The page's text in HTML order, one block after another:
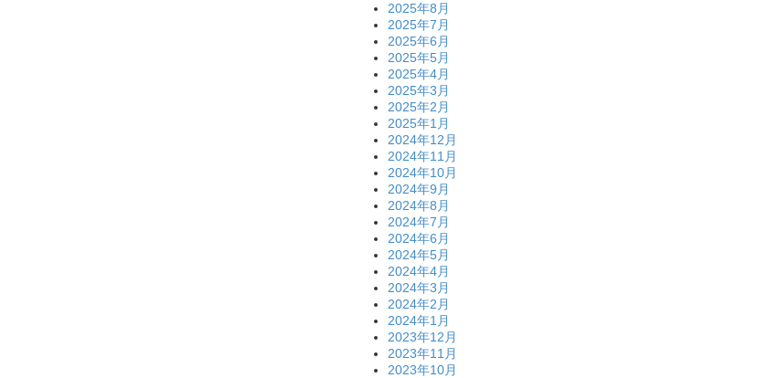
2025年8月
2025年7月
2025年6月
2025年5月
2025年4月
2025年3月
2025年2月
2025年1月
2024年12月
2024年11月
2024年10月
2024年9月
2024年8月
2024年7月
2024年6月
2024年5月
2024年4月
2024年3月
2024年2月
2024年1月
2023年12月
2023年11月
2023年10月